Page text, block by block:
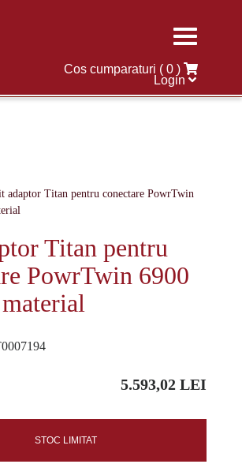
Login
Cos cumparaturi ( 0 )
adaptor Titan pentru conectare PowrTwin
Titan pentru
PowrTwin 6900
5.593,02 LEI
STOC LIMITAT